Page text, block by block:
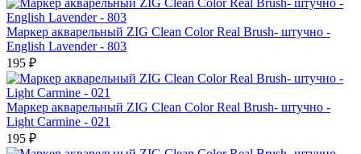
Маркер акварельный ZIG Clean Color Real Brush- штучно -
English Lavender - 803
195 ₽
Маркер акварельный ZIG Clean Color Real Brush- штучно -
Light Carmine - 021
195 ₽